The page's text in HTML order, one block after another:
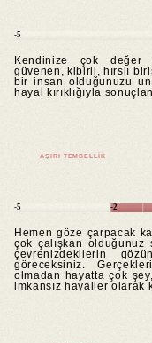
-5
Kendinize çok değer
güvenen, kibirli, hırslı
bir insan olduğunuzu
hayal kırıklığıyla
AŞIRI TEMBELLIK
-5 -2
Hemen göze çarpacak
çok çalışkan olduğunuz
çevrenizdekilerin
göreceksiniz.
olmadan hayatta çok
imkansız hayaller olarak